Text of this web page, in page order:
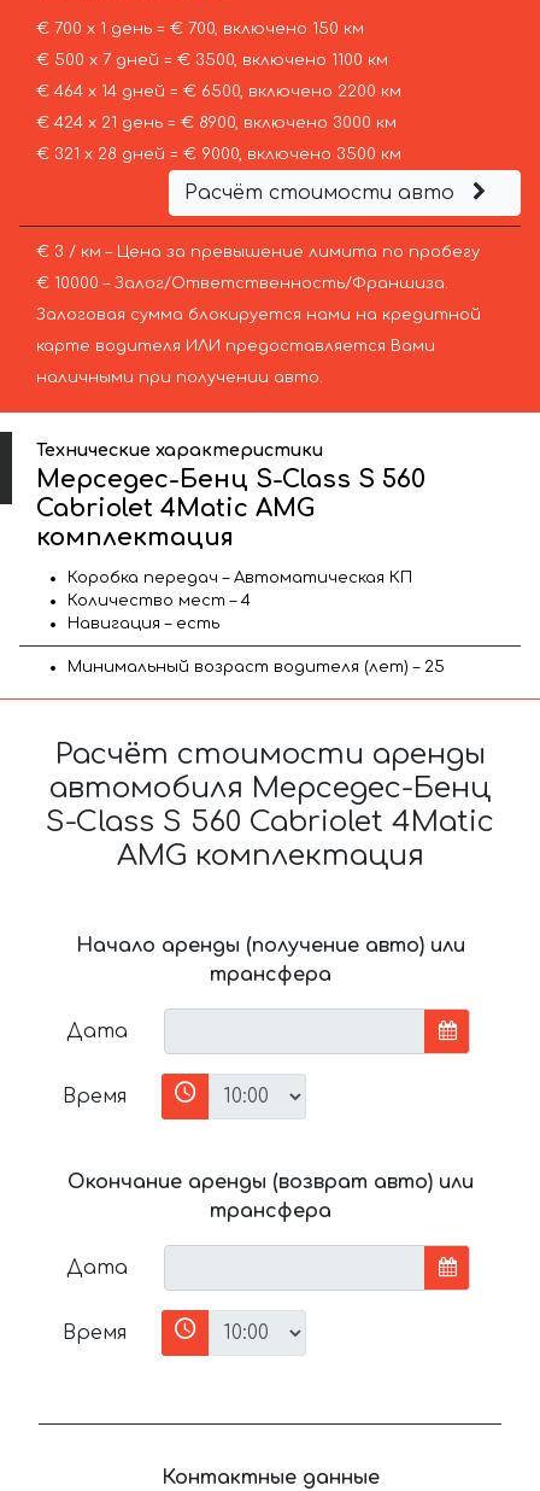
€ 700 х 1 день = € 700, включено 150 км
€ 500 х 7 дней = € 3500, включено 1100 км
€ 464 х 14 дней = € 6500, включено 2200 км
€ 424 х 21 день = € 8900, включено 3000 км
€ 321 х 28 дней = € 9000, включено 3500 км
Расчёт стоимости авто
€ 3 / км – Цена за превышение лимита по пробегу
€ 10000 – Залог/Ответственность/Франшиза.
Залоговая сумма блокируется нами на кредитной
карте водителя ИЛИ предоставляется Вами
наличными при получении авто.
Технические характеристики
Мерседес-Бенц S-Class S 560
Cabriolet 4Matic AMG
комплектация
Коробка передач – Автоматическая КП
Количество мест – 4
Навигация – есть
Минимальный возраст водителя (лет) – 25
Расчёт стоимости аренды
автомобиля Мерседес-Бенц
S-Class S 560 Cabriolet 4Matic
AMG комплектация
Начало аренды (получение авто) или
трансфера
Дата
Время
Окончание аренды (возврат авто) или
трансфера
Дата
Время
Контактные данные